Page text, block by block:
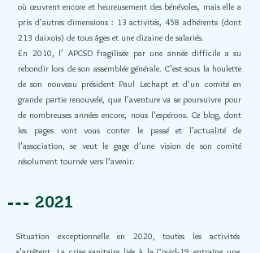
où œuvrent encore et heureusement des bénévoles, mais elle a
pris d’autres dimensions : 13 activités, 458 adhérents (dont
213 daixois) de tous âges et une dizaine de salariés.
En 2010, l’ APCSD fragilisée par une année difficile a su
rebondir lors de son assemblée générale. C’est sous la houlette
de son nouveau président Paul Lechapt et d’un comité en
grande partie renouvelé, que l’aventure va se poursuivre pour
de nombreuses années encore, nous l’espérons. Ce blog, dont
les pages vont vous conter le passéet l’actualité de
l’association, se veut le gage d’une vision de son comité
résolument tournée vers l’avenir.
2021
Situation exceptionnelle en 2020, toutes les activités